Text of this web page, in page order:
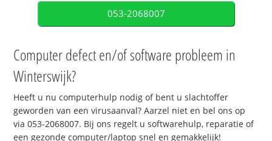
053-2068007
Computer defect en/of software probleem in
Winterswijk?
Heeft u nu computerhulp nodig of bent u slachtoffer
geworden van een virusaanval? Aarzel niet en bel ons op
via 053-2068007. Bij ons regelt u softwarehulp, reparatie of
een gezonde computer/laptop snel en gemakkelijk!